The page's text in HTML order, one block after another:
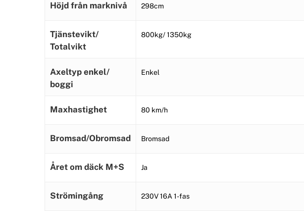
Höjd från marknivå 298cm
Tjänstevikt/
Totalvikt
800kg/ 1350kg
Axeltyp enkel/
boggi
Enkel
Maxhastighet 80 km/h
Bromsad/Obromsad Bromsad
Året om däck M+S Ja
Strömingång 230V 16A 1-fas